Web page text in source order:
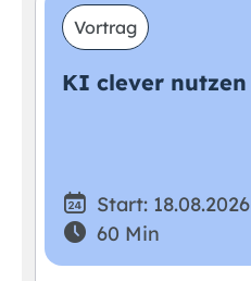
Vortrag
KI clever nutzen
Start: 18.08.2026
60 Min